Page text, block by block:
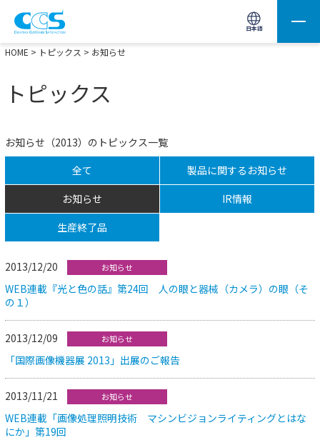
日本語
画像処理用の製品検索 サイト内検索(Enterで実行)
HOME > トピックス > お知らせ
トピックス
お知らせ（2013）のトピックス一覧
全て
製品に関するお知らせ
お知らせ
IR情報
生産終了品
2013/12/20 お知らせ
WEB連載『光と色の話』第24回 人の眼と器械（カメラ）の眼（そ
の１）
2013/12/09 お知らせ
「国際画像機器展 2013」出展のご報告
2013/11/21 お知らせ
WEB連載「画像処理照明技術 マシンビジョンライティングとはな
にか」第19回